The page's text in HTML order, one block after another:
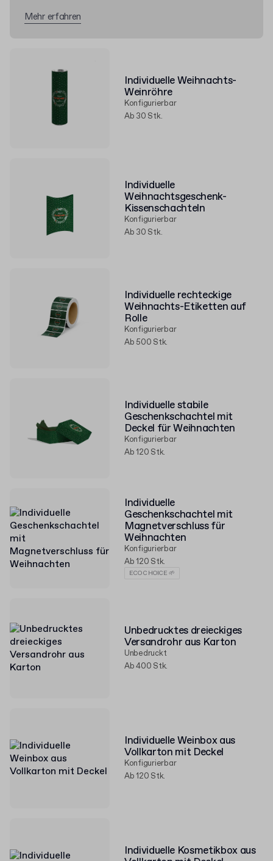
Individuelle Weihnachts-
Weinröhre
Konfigurierbar
Ab 30 Stk.
Individuelle
Weihnachtsgeschenk-
Kissenschachteln
Konfigurierbar
Ab 30 Stk.
Individuelle rechteckige
Weihnachts-Etiketten auf
Rolle
Konfigurierbar
Ab 500 Stk.
Individuelle stabile
Geschenkschachtel mit
Deckel für Weihnachten
Konfigurierbar
Ab 120 Stk.
Individuelle
Geschenkschachtel mit
Magnetverschluss für
Weihnachten
Konfigurierbar
Ab 120 Stk.
ECO CHOICE 🌱
Unbedrucktes dreieckiges
Versandrohr aus Karton
Unbedruckt
Ab 400 Stk.
Individuelle Weinbox aus
Vollkarton mit Deckel
Konfigurierbar
Ab 120 Stk.
Individuelle Kosmetikbox aus
Mehr erfahren